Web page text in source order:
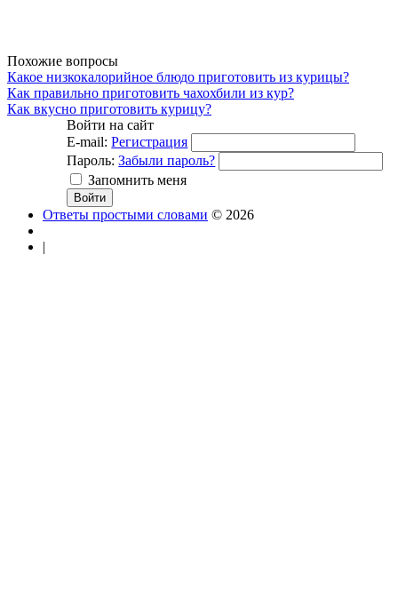
Похожие вопросы
Какое низкокалорийное блюдо приготовить из курицы?
Как правильно приготовить чахохбили из кур?
Как вкусно приготовить курицу?
Войти на сайт
E-mail: Регистрация
Пароль: Забыли пароль?
Запомнить меня
Ответы простыми словами © 2026
|